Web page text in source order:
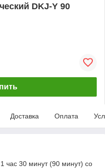
DKJ-Y 90
Доставка Оплата
час 30 минут (90 минут) со